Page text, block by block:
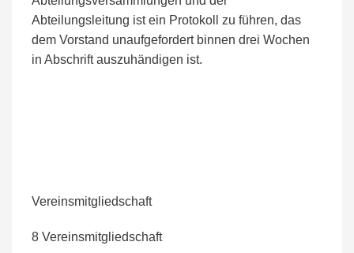
Abteilungsleitung ist ein Protokoll zu führen, das
dem Vorstand unaufgefordert binnen drei Wochen
in Abschrift auszuhändigen ist.
Vereinsmitgliedschaft
8 Vereinsmitgliedschaft